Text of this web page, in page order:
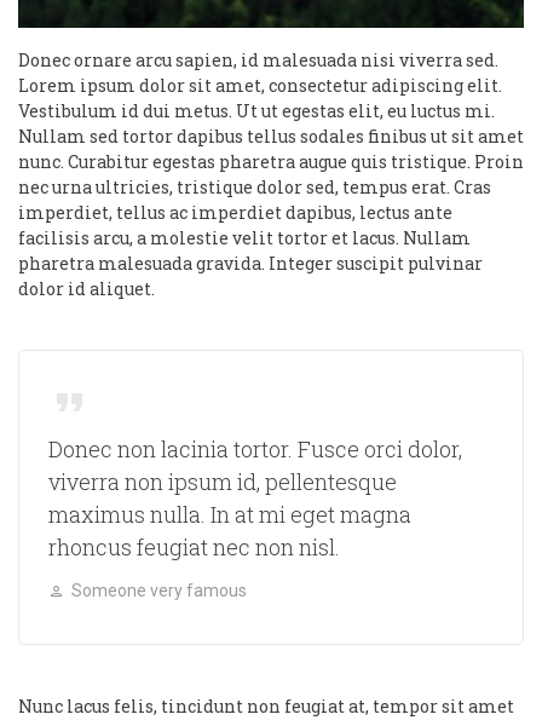
Donec ornare arcu sapien, id malesuada nisi viverra sed.
Lorem ipsum dolor sit amet, consectetur adipiscing elit.
Vestibulum id dui metus. Ut ut egestas elit, eu luctus mi.
Nullam sed tortor dapibus tellus sodales finibus ut sit amet
nunc. Curabitur egestas pharetra augue quis tristique. Proin
nec urna ultricies, tristique dolor sed, tempus erat. Cras
imperdiet, tellus ac imperdiet dapibus, lectus ante
facilisis arcu, a molestie velit tortor et lacus. Nullam
pharetra malesuada gravida. Integer suscipit pulvinar
dolor id aliquet.
Donec non lacinia tortor. Fusce orci dolor,
viverra non ipsum id, pellentesque
maximus nulla. In at mi eget magna
rhoncus feugiat nec non nisl.
Someone very famous
Nunc lacus felis, tincidunt non feugiat at, tempor sit amet